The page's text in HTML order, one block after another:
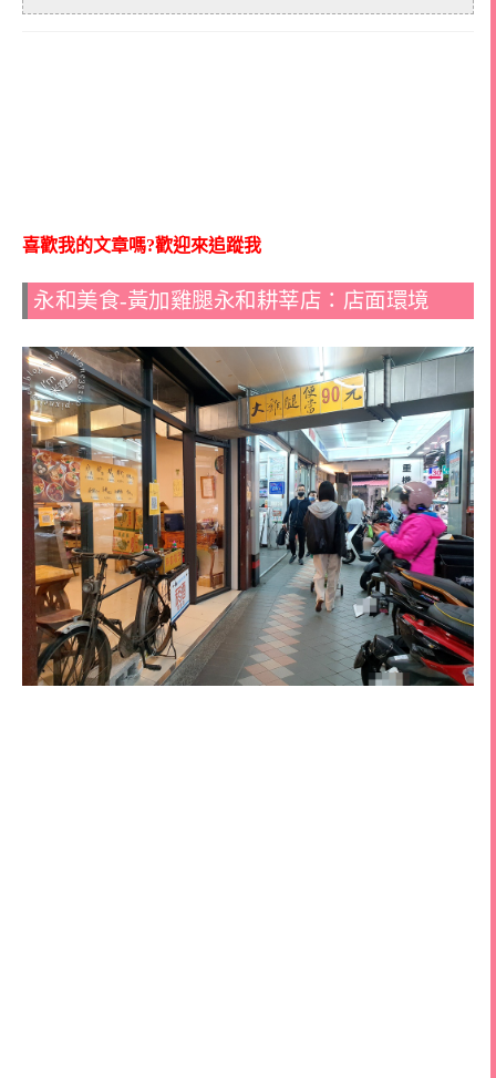
喜歡我的文章嗎?歡迎來追蹤我
永和美食-黃加雞腿永和耕莘店：店面環境